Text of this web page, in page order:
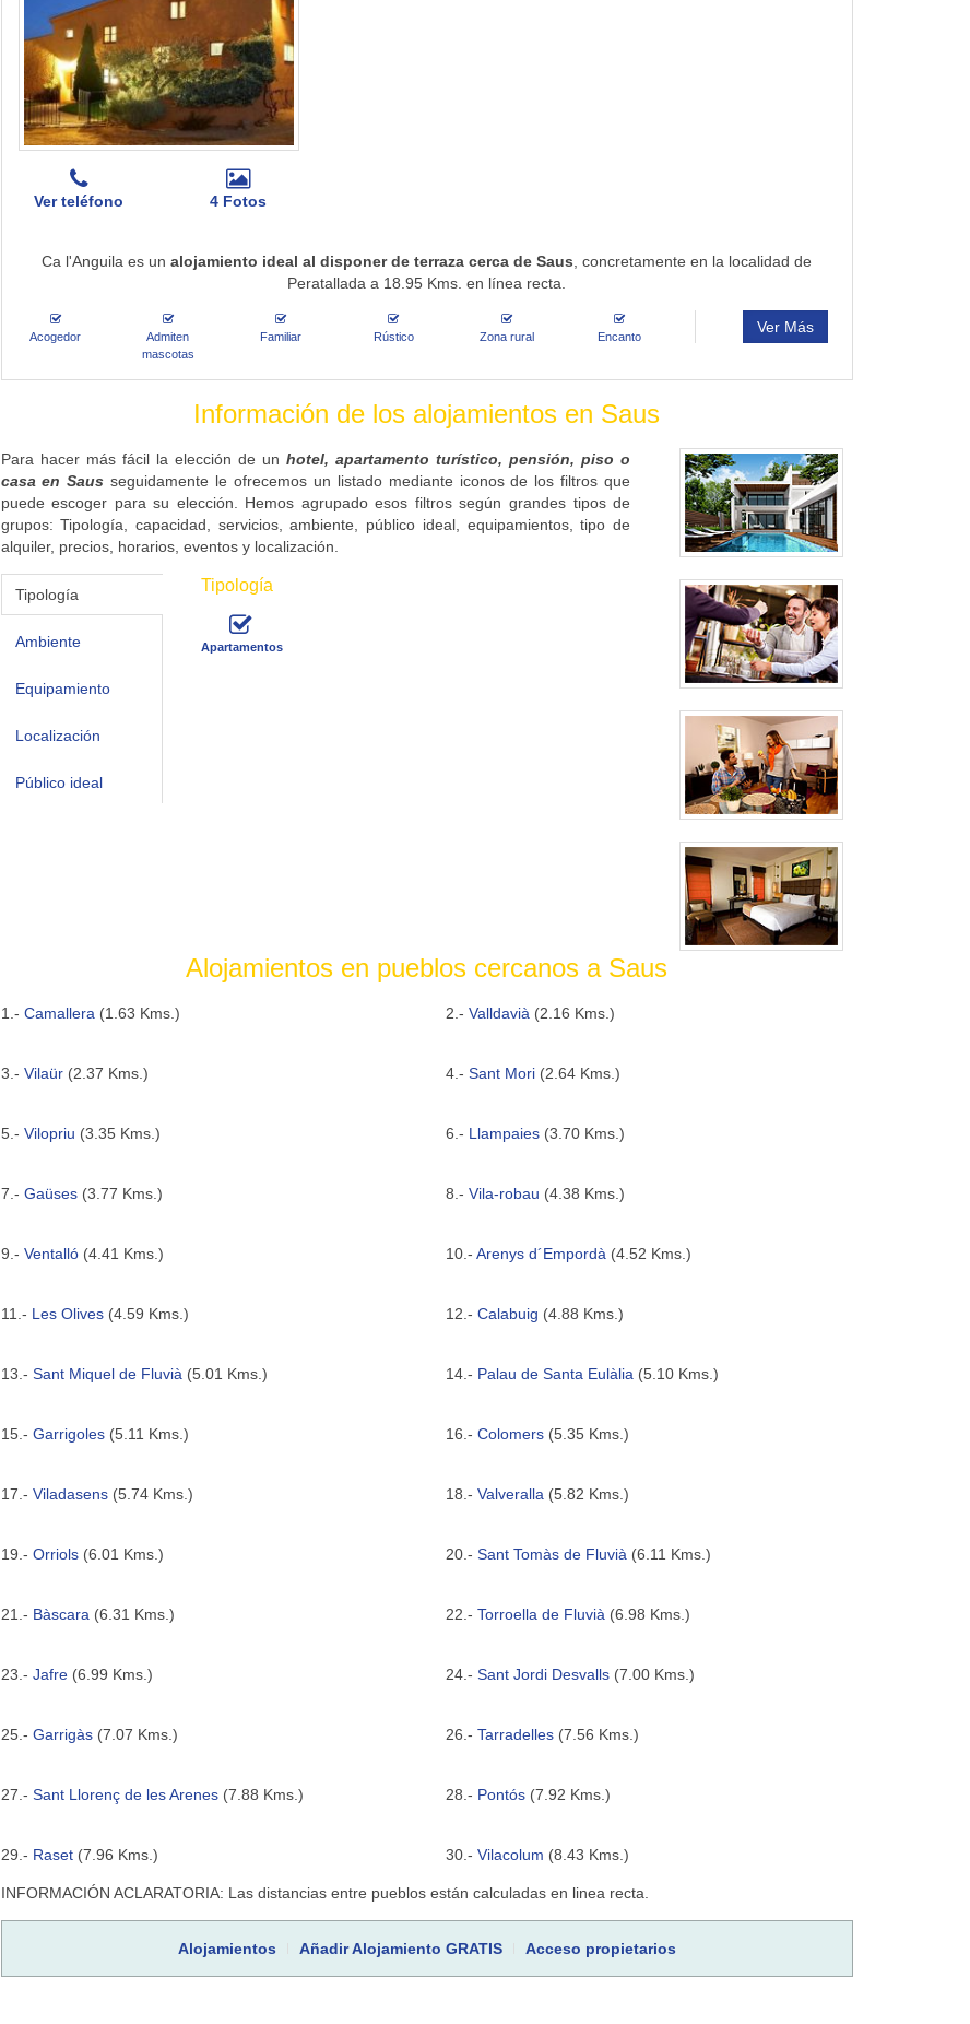
Ver teléfono 4 Fotos
Ca l'Anguila es unalojamiento ideal al disponer de terraza cerca de Saus , concretamente en la localidad de
Peratallada a 18.95 Kms. en línea recta.
Acogedor
Admiten
mascotas
Familiar Rústico Zona rural Encanto
Ver Más
Información de los alojamientos en Saus
Para hacer más fácil la elección de un hotel, apartamento turístico, pensión, piso o
casa en Saus seguidamente le ofrecemos un listado mediante iconos de los filtros que
puede escoger para su elección. Hemos agrupado esos filtros según grandes tipos de
grupos: Tipología, capacidad, servicios, ambiente, público ideal, equipamientos, tipo de
alquiler, precios, horarios, eventos y localización.
Tipología
Ambiente
Equipamiento
Localización
Público ideal
Tipología
Apartamentos
Alojamientos en pueblos cercanos a Saus
1.- Camallera (1.63 Kms.) 2.-Valldavià (2.16 Kms.)
3.- Vilaür(2.37 Kms.) 4.-Sant Mori (2.64 Kms.)
5.- Vilopriu (3.35 Kms.) 6.- Llampaies (3.70 Kms.)
7.- Gaüses(3.77 Kms.) 8.-Vila-robau (4.38 Kms.)
9.- Ventalló(4.41 Kms.) 10.-Arenys d´Empordà (4.52 Kms.)
11.- Les Olives(4.59 Kms.) 12.-Calabuig (4.88 Kms.)
13.- Sant Miquel de Fluvià (5.01 Kms.) 14.- Palau de Santa Eulàlia (5.10 Kms.)
15.- Garrigoles(5.11 Kms.) 16.-Colomers (5.35 Kms.)
17.- Viladasens(5.74 Kms.) 18.-Valveralla (5.82 Kms.)
19.- Orriols(6.01 Kms.) 20.-Sant Tomàs de Fluvià (6.11 Kms.)
21.- Bàscara (6.31 Kms.) 22.-Torroella de Fluvià (6.98 Kms.)
23.- Jafre(6.99 Kms.) 24.-Sant Jordi Desvalls (7.00 Kms.)
25.- Garrigàs(7.07 Kms.) 26.-Tarradelles (7.56 Kms.)
27.- Sant Llorenç de les Arenes(7.88 Kms.) 28.- Pontós (7.92 Kms.)
29.- Raset(7.96 Kms.) 30.-Vilacolum (8.43 Kms.)
INFORMACIÓN ACLARATORIA: Las distancias entre pueblos están calculadas en linea recta.
Alojamientos Añadir Alojamiento GRATIS Acceso propietarios